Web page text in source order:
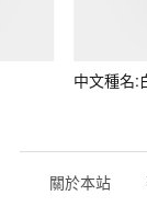
中文種名:
關於本站